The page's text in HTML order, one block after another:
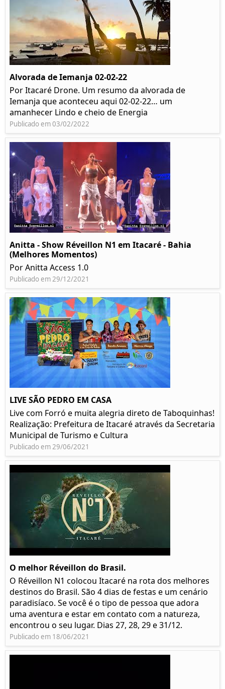
Alvorada de Iemanja 02-02-22
Por Itacaré Drone. Um resumo da alvorada de
Iemanja que aconteceu aqui 02-02-22… um
amanhecer Lindo e cheio de Energia
Publicado em 03/02/2022
Anitta - Show Réveillon N1 em Itacaré - Bahia
(Melhores Momentos)
Por Anitta Access 1.0
Publicado em 29/12/2021
LIVE SÃO PEDRO EM CASA
Live com Forró e muita alegria direto de Taboquinhas!
Realização: Prefeitura de Itacaré através da Secretaria
Municipal de Turismo e Cultura
Publicado em 29/06/2021
O melhor Réveillon do Brasil.
O Réveillon N1 colocou Itacaré na rota dos melhores
destinos do Brasil. São 4 dias de festas e um cenário
paradisíaco. Se você é o tipo de pessoa que adora
uma aventura e estar em contato com a natureza,
encontrou o seu lugar. Dias 27, 28, 29 e 31/12.
Publicado em 18/06/2021